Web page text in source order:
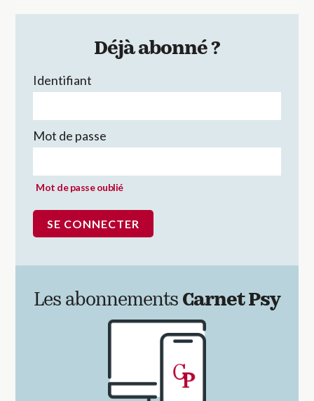
Déjà abonné ?
Identifiant
Mot de passe
Mot de passe oublié
Les abonnements Carnet Psy